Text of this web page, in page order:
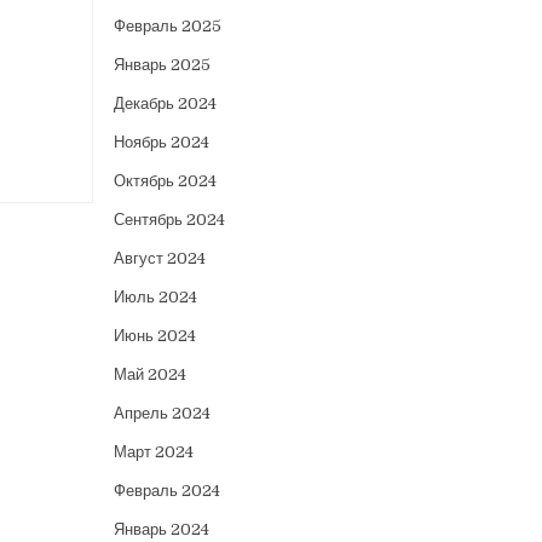
Февраль 2025
Январь 2025
Декабрь 2024
Ноябрь 2024
Октябрь 2024
Сентябрь 2024
Август 2024
Июль 2024
Июнь 2024
Май 2024
Апрель 2024
Март 2024
Февраль 2024
Январь 2024